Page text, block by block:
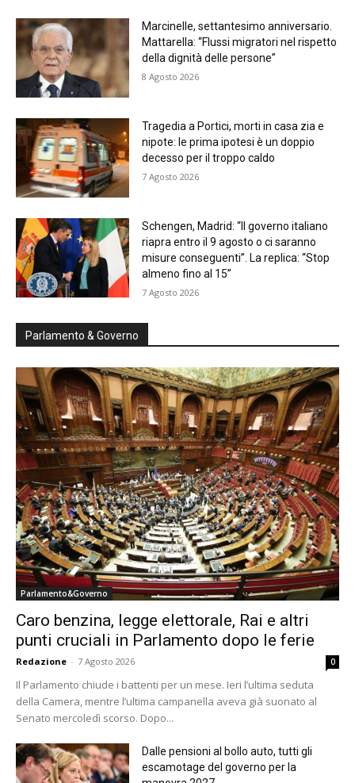
Marcinelle, settantesimo anniversario.
Mattarella: “Flussi migratori nel rispetto
della dignità delle persone”
8 Agosto 2026
Tragedia a Portici, morti in casa zia e
nipote: le prima ipotesi è un doppio
decesso per il troppo caldo
7 Agosto 2026
Schengen, Madrid: “Il governo italiano
riapra entro il 9 agosto o ci saranno
misure conseguenti”. La replica: “Stop
almeno fino al 15”
7 Agosto 2026
Parlamento & Governo
Parlamento&Governo
Caro benzina, legge elettorale, Rai e altri
punti cruciali in Parlamento dopo le ferie
Redazione - 7 Agosto 2026 0
Il Parlamento chiude i battenti per un mese. Ieri l’ultima seduta
della Camera, mentre l’ultima campanella aveva già suonato al
Senato mercoledì scorso. Dopo...
Dalle pensioni al bollo auto, tutti gli
escamotage del governo per la